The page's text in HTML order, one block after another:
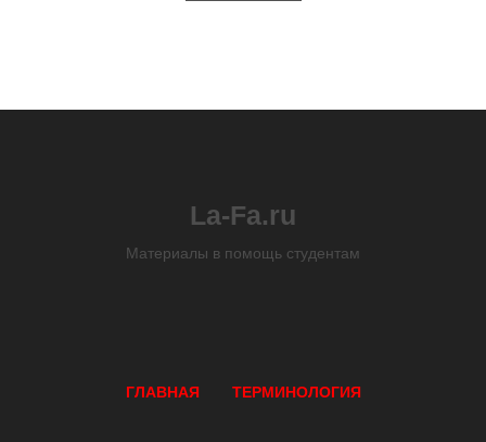
La-Fa.ru
Материалы в помощь студентам
ГЛАВНАЯ ТЕРМИНОЛОГИЯ